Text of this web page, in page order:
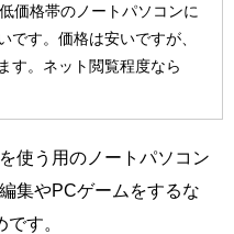
価格帯のノートパソコンに
です。価格は安いですが、
す。ネット閲覧程度なら
使う用のノートパソコン
集やPCゲームをするな
す。